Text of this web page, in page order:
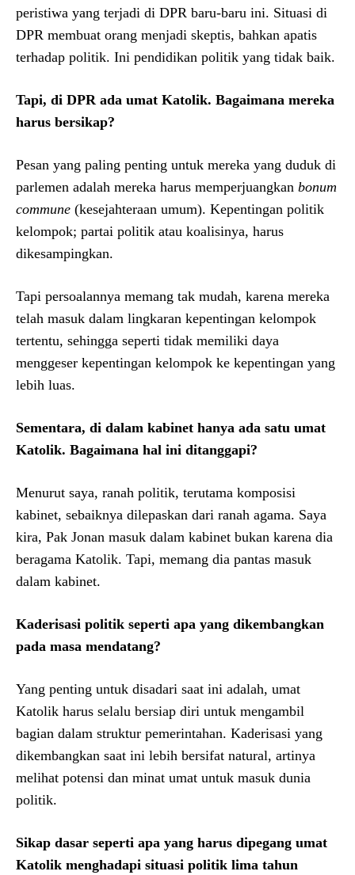
peristiwa yang terjadi di DPR baru-baru ini. Situasi di
DPR membuat orang menjadi skeptis, bahkan apatis
terhadap politik. Ini pendidikan politik yang tidak baik.
Tapi, di DPR ada umat Katolik. Bagaimana mereka
harus bersikap?
Pesan yang paling penting untuk mereka yang duduk di
parlemen adalah mereka harus memperjuangkan bonum
commune (kesejahteraan umum). Kepentingan politik
kelompok; partai politik atau koalisinya, harus
dikesampingkan.
Tapi persoalannya memang tak mudah, karena mereka
telah masuk dalam lingkaran kepentingan kelompok
tertentu, sehingga seperti tidak memiliki daya
menggeser kepentingan kelompok ke kepentingan yang
lebih luas.
Sementara, di dalam kabinet hanya ada satu umat
Katolik. Bagaimana hal ini ditanggapi?
Menurut saya, ranah politik, terutama komposisi
kabinet, sebaiknya dilepaskan dari ranah agama. Saya
kira, Pak Jonan masuk dalam kabinet bukan karena dia
beragama Katolik. Tapi, memang dia pantas masuk
dalam kabinet.
Kaderisasi politik seperti apa yang dikembangkan
pada masa mendatang?
Yang penting untuk disadari saat ini adalah, umat
Katolik harus selalu bersiap diri untuk mengambil
bagian dalam struktur pemerintahan. Kaderisasi yang
dikembangkan saat ini lebih bersifat natural, artinya
melihat potensi dan minat umat untuk masuk dunia
politik.
Sikap dasar seperti apa yang harus dipegang umat
Katolik menghadapi situasi politik lima tahun